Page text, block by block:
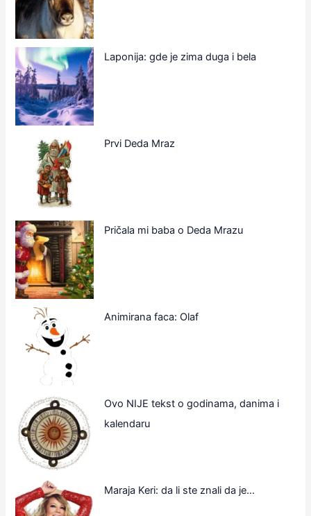
Laponija: gde je zima duga i bela
Prvi Deda Mraz
Pričala mi baba o Deda Mrazu
Animirana faca: Olaf
Ovo NIJE tekst o godinama, danima i
kalendaru
Maraja Keri: da li ste znali da je…